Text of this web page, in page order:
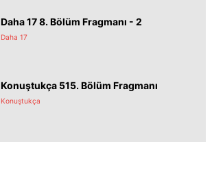
Daha 17 8. Bölüm Fragmanı - 2
Daha 17
Konuştukça 515. Bölüm Fragmanı
Konuştukça